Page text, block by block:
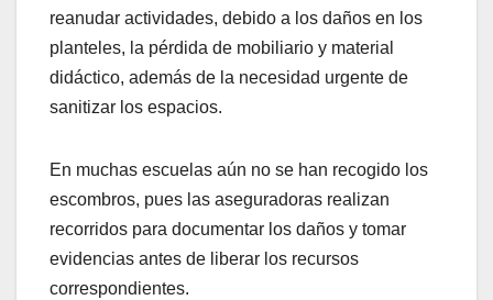
reanudar actividades, debido a los daños en los
planteles, la pérdida de mobiliario y material
didáctico, además de la necesidad urgente de
sanitizar los espacios.
En muchas escuelas aún no se han recogido los
escombros, pues las aseguradoras realizan
recorridos para documentar los daños y tomar
evidencias antes de liberar los recursos
correspondientes.